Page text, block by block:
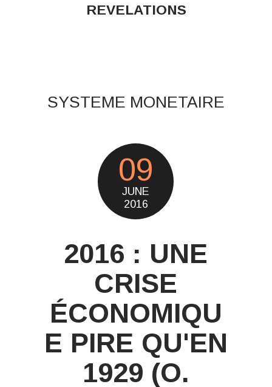
REVELATIONS
SYSTEME MONETAIRE
09
JUNE
2016
2016 : UNE
CRISE
ÉCONOMIQU
E PIRE QU'EN
1929 (O.